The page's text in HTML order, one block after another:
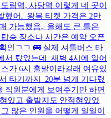
림역, 사당역 이렇게 네 곳이
했어. 왕복 티켓 가격은 2만
가능했음. 올해도 큰 틀은
승 장소나 시간은 예약 오픈
인ㄱㄱ 🚌 실제 셔틀버스 타
서 탔었는데 새벽 4시에 일어
가 6시 출발이라길래 여유있
타기까지 20분 넘게 기다렸
직원분에게 보여주기만 하면
있고 출발지도 안적혀있었
많은 인원을 어떻게 일일이